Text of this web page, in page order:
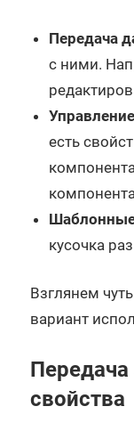
Передача
с ними.
есть
кусочка
Взглянем
вариант
свойства